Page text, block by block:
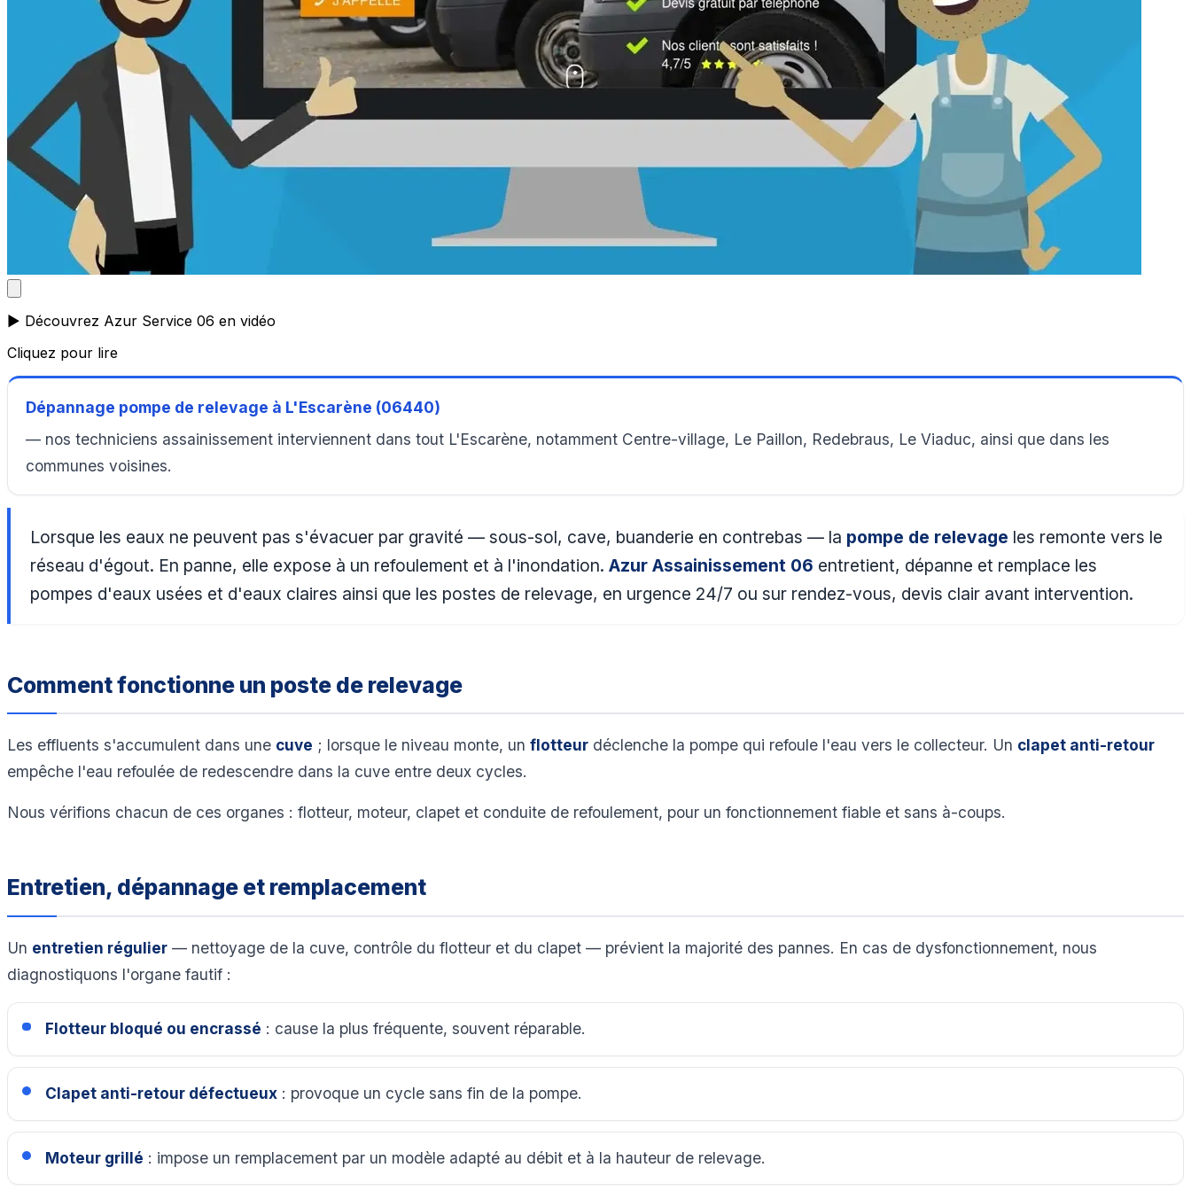
▶️ Découvrez Azur Service 06 en vidéo
Cliquez pour lire
Dépannage pompe de relevage à L'Escarène (06440)
— nos techniciens assainissement interviennent dans tout L'Escarène, notamment Centre-village, Le Paillon, Redebraus, Le Viaduc, ainsi que dans les
communes voisines.
Lorsque les eaux ne peuvent pas s'évacuer par gravité — sous-sol, cave, buanderie en contrebas — la pompe de relevage les remonte vers le
réseau d'égout. En panne, elle expose à un refoulement et à l'inondation.Azur Assainissement 06 entretient, dépanne et remplace les
pompes d'eaux usées et d'eaux claires ainsi que les postes de relevage, en urgence 24/7 ou sur rendez-vous, devis clair avant intervention.
Comment fonctionne un poste de relevage
Les effluents s'accumulent dans une cuve ; lorsque le niveau monte, un flotteur déclenche la pompe qui refoule l'eau vers le collecteur. Un clapet anti-retour
empêche l'eau refoulée de redescendre dans la cuve entre deux cycles.
Nous vérifions chacun de ces organes : flotteur, moteur, clapet et conduite de refoulement, pour un fonctionnement fiable et sans à-coups.
Entretien, dépannage et remplacement
Un entretien régulier — nettoyage de la cuve, contrôle du flotteur et du clapet — prévient la majorité des pannes. En cas de dysfonctionnement, nous
diagnostiquons l'organe fautif :
Flotteur bloqué ou encrassé : cause la plus fréquente, souvent réparable.
Clapet anti-retour défectueux: provoque un cycle sans fin de la pompe.
Moteur grillé : impose un remplacement par un modèle adapté au débit et à la hauteur de relevage.